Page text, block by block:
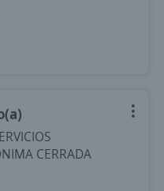
CERRADA